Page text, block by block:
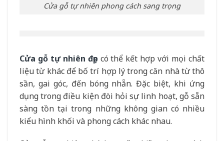
Cửa gỗ tự nhiên phong cách sang trọng
Cửa gỗ tự nhiên đẹp có thể kết hợp với mọi chất
liệu từ khác để bố trí hợp lý trong căn nhà từ thô
sần, gai góc, đến bóng nhẵn. Đặc biệt, khi ứng
dụng trong điều kiện đòi hỏi sự linh hoạt, gỗ sẵn
sàng tồn tại trong những không gian có nhiều
kiểu hình khối và phong cách khác nhau.